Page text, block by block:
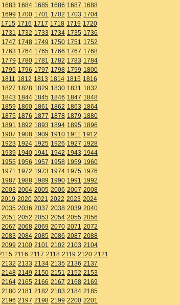
1683 1684 1685 1686 1687 1688
1699 1700 1701 1702 1703 1704
1715 1716 1717 1718 1719 1720
1731 1732 1733 1734 1735 1736
1747 1748 1749 1750 1751 1752
1763 1764 1765 1766 1767 1768
1779 1780 1781 1782 1783 1784
1795 1796 1797 1798 1799 1800
1811 1812 1813 1814 1815 1816
1827 1828 1829 1830 1831 1832
1843 1844 1845 1846 1847 1848
1859 1860 1861 1862 1863 1864
1875 1876 1877 1878 1879 1880
1891 1892 1893 1894 1895 1896
1907 1908 1909 1910 1911 1912
1923 1924 1925 1926 1927 1928
1939 1940 1941 1942 1943 1944
1955 1956 1957 1958 1959 1960
1971 1972 1973 1974 1975 1976
1987 1988 1989 1990 1991 1992
2003 2004 2005 2006 2007 2008
2019 2020 2021 2022 2023 2024
2035 2036 2037 2038 2039 2040
2051 2052 2053 2054 2055 2056
2067 2068 2069 2070 2071 2072
2083 2084 2085 2086 2087 2088
2099 2100 2101 2102 2103 2104
2116 2117 2118 2119 2120 2121
2132 2133 2134 2135 2136 2137
2148 2149 2150 2151 2152 2153
2164 2165 2166 2167 2168 2169
2180 2181 2182 2183 2184 2185
2196 2197 2198 2199 2200 2201